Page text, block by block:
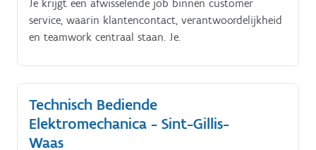
Je krijgt een afwisselende job binnen customer
service, waarin klantencontact, verantwoordelijkheid
en teamwork centraal staan. Je.
Technisch Bediende
Elektromechanica - Sint-Gillis-
Waas